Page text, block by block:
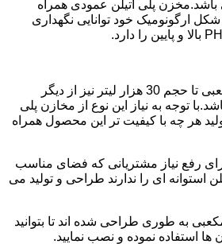
باشد.مخزن پلی اتیلن عمودی همراه
ارگونومیک خود توانایی نگهداری
تولید مخازن پلی اتیلن مکعبی تا حجم 30 هزار لیتر نیز از دیگر
توجه به نیاز این نوع از مخازن پلی
هر چه با کیفیت تر این محصول همراه
رفع نیاز مشتریانی که فضای مناسب
استوانه ای را ندارند طراحی و تولید می
به طوری طراحی شده اند تا بتوانید
ها استفاده نموده و نصب نمایید.